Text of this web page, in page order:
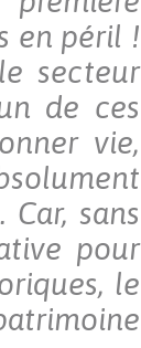
en péril !
secteur
de ces
vie,
sans
pour
le